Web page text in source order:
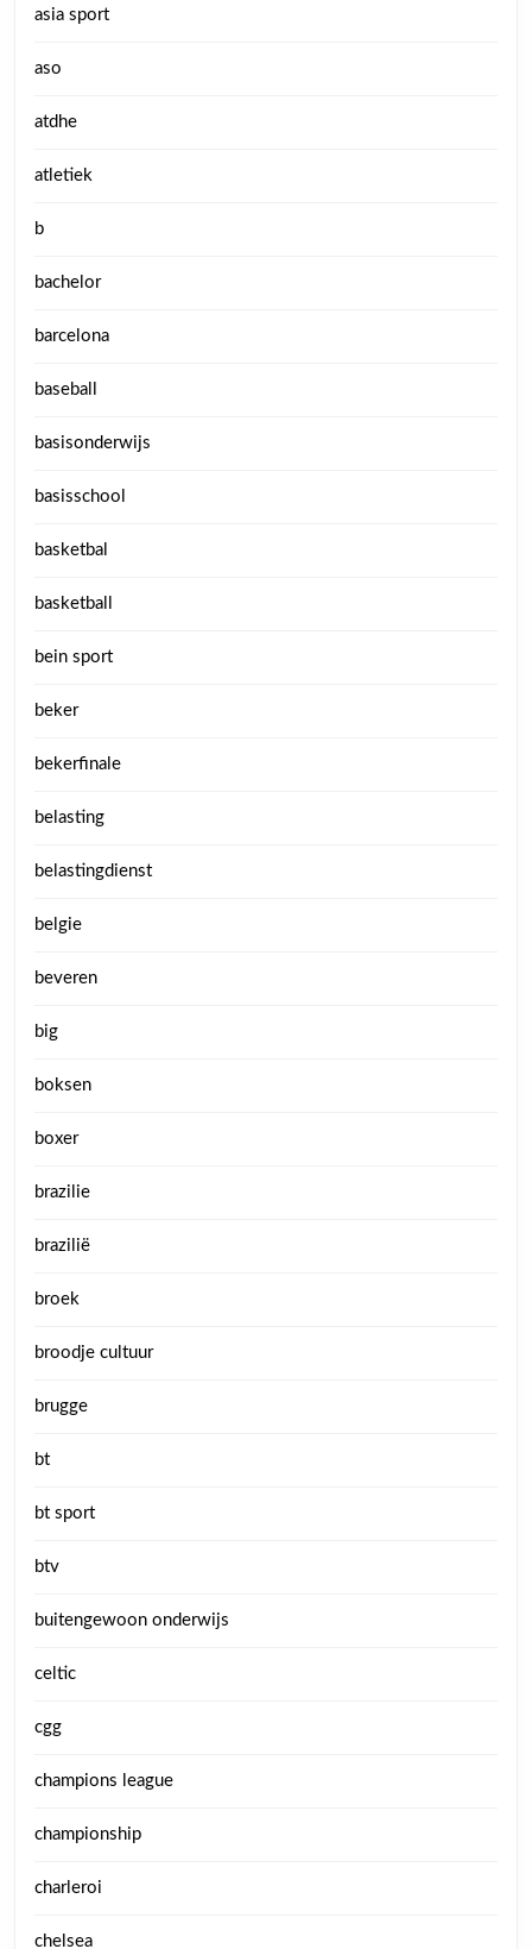
asia sport
aso
atdhe
atletiek
b
bachelor
barcelona
baseball
basisonderwijs
basisschool
basketbal
basketball
bein sport
beker
bekerfinale
belasting
belastingdienst
belgie
beveren
big
boksen
boxer
brazilie
brazilië
broek
broodje cultuur
brugge
bt
bt sport
btv
buitengewoon onderwijs
celtic
cgg
champions league
championship
charleroi
chelsea